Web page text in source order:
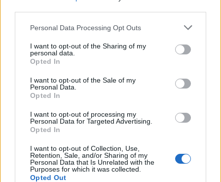
Please note that this website/app uses one or more Google
not limited to your visit or usage behaviour. You may click to
grant or deny consent to Google and its third-party tags to
use your data for below specified purposes in below Google
consent section.
Personal Data Processing Opt Outs
I want to opt-out of the Sharing of my
personal data.
Opted In
I want to opt-out of the Sale of my
Personal Data.
Opted In
I want to opt-out of processing my
Personal Data for Targeted Advertising.
Opted In
I want to opt-out of Collection, Use,
Retention, Sale, and/or Sharing of my
Personal Data that Is Unrelated with the
Purposes for which it was collected.
Opted Out
hasonlította. Ez az incidens belső kritikát
médiapolitikájának megváltoztatásához
vezetett.
Több beszámoló szerint is a BBC vezetői már
a legutóbbi incidens előtt fontolgatták, hogy
véget vetnek a Linekerrel való
kapcsolatuknak. A lemondás ellenére Lineker
várhatóan a Goalhanger nevű népszerű
podcast-hálózatán keresztül folytatja
munkáját.